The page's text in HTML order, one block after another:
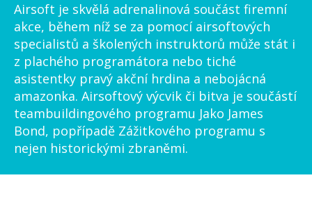
Airsoft je skvělá adrenalinová součást firemní
akce, během níž se za pomocí airsoftových
specialistů a školených instruktorů může stát i
z plachého programátora nebo tiché
asistentky pravý akční hrdina a nebojácná
amazonka. Airsoftový výcvik či bitva je součástí
teambuildingového programu Jako James
Bond, popřípadě Zážitkového programu s
nejen historickými zbraněmi.